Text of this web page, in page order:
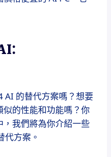
AI 的替代方案嗎？想要
的性能和功能嗎？你
我們將為你介紹一些
方案。